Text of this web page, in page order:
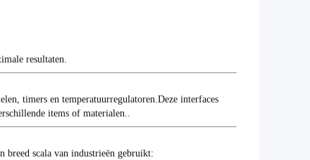
resultaten.
timers en temperatuurregulatoren.Deze interfaces
items of materialen..
breed scala van industrieën gebruikt: